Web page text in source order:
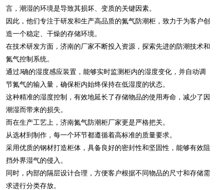
言，潮湿的环境是导致其损坏、变质的关键因素。
因此，他们专注于研发和生产高品质的氮气防潮柜，致力于为客户创
造一个稳定、干燥的存储环境。
在技术研发方面，济南的厂家不断投入资源，探索先进的防潮技术和
氮气控制系统。
通过J确的湿度感应装置，能够实时监测柜内的湿度变化，并自动调
节氮气的输入量，确保柜内始终保持在低湿度的状态。
这种精准的湿度控制，有效地延长了存储物品的使用寿命，减少了因
潮湿而带来的损失。
而在生产工艺上，济南氮气防潮柜厂家更是严格把关。
从选材到制作，每一个环节都遵循着高标准的质量要求。
采用优质的钢材打造柜体，具备良好的密封性和坚固性，能够有效阻
挡外界湿气的侵入。
同时，内部的隔层设计合理，方便客户根据不同物品的尺寸和存储需
求进行分类存放。